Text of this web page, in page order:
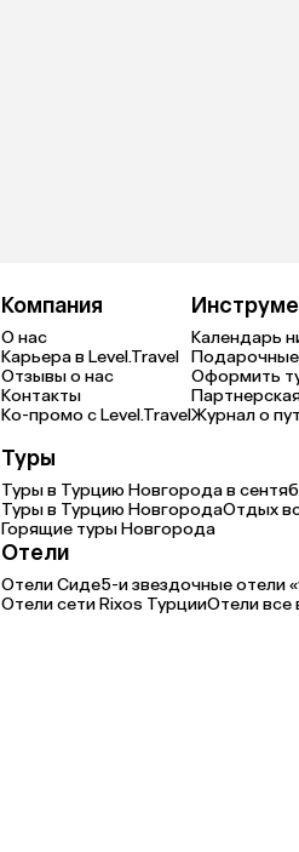
Компания
О нас
Карьера в Level.Travel
Отзывы о нас
Контакты
Ко-промо с Level.Travel
Календарь
Оформить
Журнал о
Туры
Туры в Турцию Новгорода в
Туры в Турцию НовгородаОтдых
Горящие туры Новгорода
Отели
Отели Сиде5-и звездочные отели
Отели сети Rixos ТурцииОтели все